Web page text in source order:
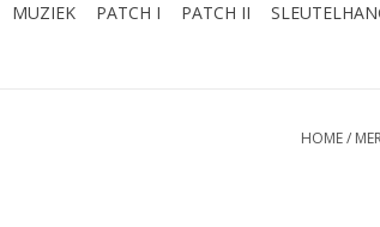
MUZIEK PATCH I PATCH II
HOME/